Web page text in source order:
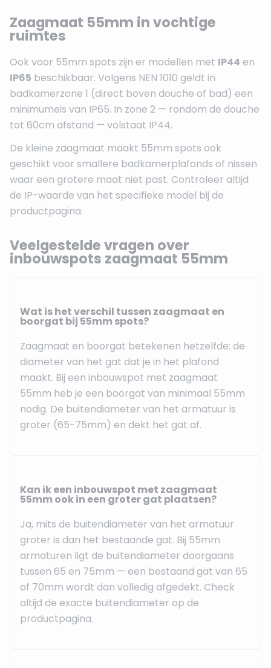
Zaagmaat 55mm in vochtige
ruimtes
Ook voor 55mm spots zijn er modellen met IP44 en
IP65 beschikbaar. Volgens NEN 1010 geldt in
badkamerzone 1 (direct boven douche of bad) een
minimumeis van IP65. In zone 2 — rondom de douche
tot 60cm afstand — volstaat IP44.
De kleine zaagmaat maakt 55mm spots ook
geschikt voor smallere badkamerplafonds of nissen
waar een grotere maat niet past. Controleer altijd
de IP-waarde van het specifieke model bij de
productpagina.
Veelgestelde vragen over
inbouwspots zaagmaat 55mm
Wat is het verschil tussen zaagmaat en
boorgat bij 55mm spots?
Zaagmaat en boorgat betekenen hetzelfde: de
diameter van het gat dat je in het plafond
maakt. Bij een inbouwspot met zaagmaat
55mm heb je een boorgat van minimaal 55mm
nodig. De buitendiameter van het armatuur is
groter (65-75mm) en dekt het gat af.
Kan ik een inbouwspot met zaagmaat
55mm ook in een groter gat plaatsen?
Ja, mits de buitendiameter van het armatuur
groter is dan het bestaande gat. Bij 55mm
armaturen ligt de buitendiameter doorgaans
tussen 65 en 75mm — een bestaand gat van 65
of 70mm wordt dan volledig afgedekt. Check
altijd de exacte buitendiameter op de
productpagina.